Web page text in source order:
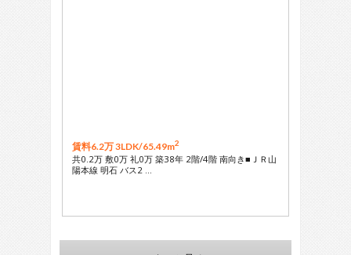
賃料6.2万 3LDK/65.49m2
共0.2万 敷0万 礼0万 築38年 2階/4階 南向き■ＪＲ山
陽本線 明石 バス2 …